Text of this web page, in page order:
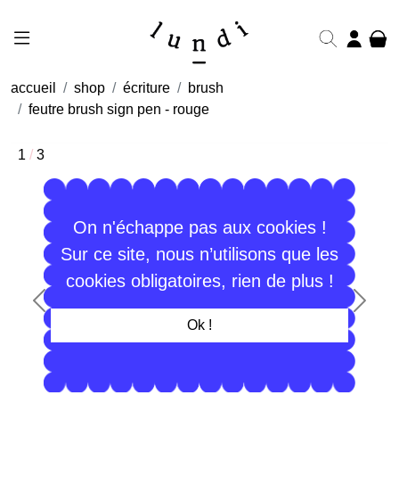
On n'échappe pas aux cookies !
Sur ce site, nous n’utilisons que les
cookies obligatoires, rien de plus !
Ok !
accueil shop écriture
brush
feutre brush sign pen - rouge
1 / 3
Précédent